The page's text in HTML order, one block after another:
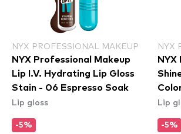
NYX PROFESSIONAL MAKEUP
NYX Professional Makeup
Lip I.V. Hydrating Lip Gloss
Stain - 06 Espresso Soak
Lip gloss
-5%
NYX
Color - ruj de buze
Lip
-5%